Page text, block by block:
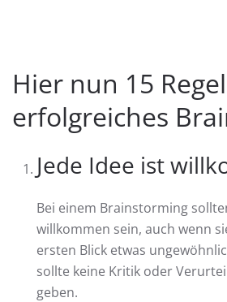
Hier nun 15
erfolgreiches
Jede Idee ist
Bei einem Brainstorming
willkommen sein, auch wenn
ersten Blick etwas
sollte keine Kritik oder
geben.